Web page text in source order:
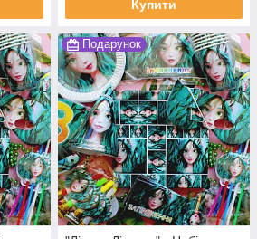
Купити
Подарунок